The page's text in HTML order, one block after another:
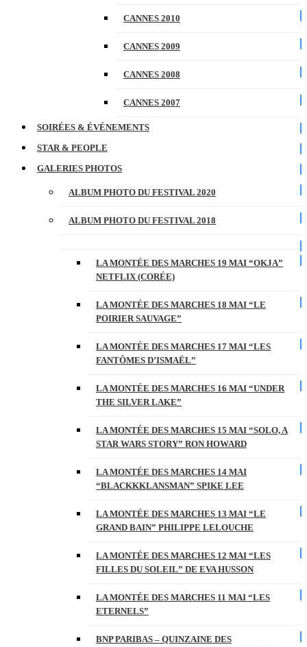
CANNES 2010
CANNES 2009
CANNES 2008
CANNES 2007
SOIRÉES & ÉVÉNEMENTS
STAR & PEOPLE
GALERIES PHOTOS
ALBUM PHOTO DU FESTIVAL 2020
ALBUM PHOTO DU FESTIVAL 2018
LA MONTÉE DES MARCHES 19 MAI “OKJA”
NETFLIX (CORÉE)
LA MONTÉE DES MARCHES 18 MAI “LE
POIRIER SAUVAGE”
LA MONTÉE DES MARCHES 17 MAI “LES
FANTÔMES D’ISMAËL”
LA MONTÉE DES MARCHES 16 MAI “UNDER
THE SILVER LAKE”
LA MONTÉE DES MARCHES 15 MAI “SOLO, A
STAR WARS STORY” RON HOWARD
LA MONTÉE DES MARCHES 14 MAI
“BLACKKKLANSMAN” SPIKE LEE
LA MONTÉE DES MARCHES 13 MAI “LE
GRAND BAIN” PHILIPPE LELOUCHE
LA MONTÉE DES MARCHES 12 MAI “LES
FILLES DU SOLEIL” DE EVA HUSSON
LA MONTÉE DES MARCHES 11 MAI “LES
ETERNELS”
BNP PARIBAS – QUINZAINE DES